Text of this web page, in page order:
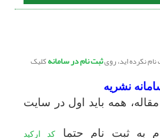
نکرده اید، رویثبت نام در سامانهکلیک
نشریه
همه باید اول در سایت
به ثبت نام حتما
کد ارکید